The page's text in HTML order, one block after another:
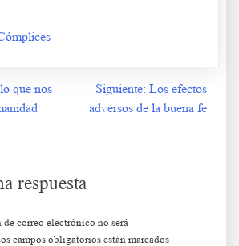
que nos
Siguiente: Los efectos
adversos de la buena fe
respuesta
correo electrónico no será
campos obligatorios están marcados